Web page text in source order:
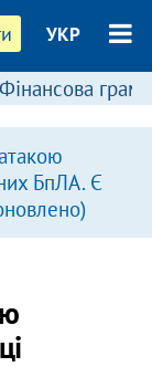
УКР
Фінансова
БпЛА. Є